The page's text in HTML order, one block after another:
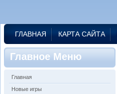
ГЛАВНАЯ КАРТА САЙТА
Главное Меню
Главная
Новые игры